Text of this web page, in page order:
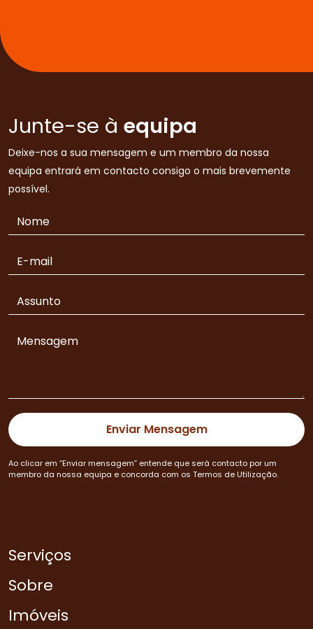
Junte-se à equipa
Deixe-nos a sua mensagem e um membro da nossa
equipa entrará em contacto consigo o mais brevemente
possível.
Ao clicar em “Enviar mensagem” entende que será contacto por um
membro da nossa equipa e concorda com os Termos de Utilização.
Serviços
Sobre
Imóveis